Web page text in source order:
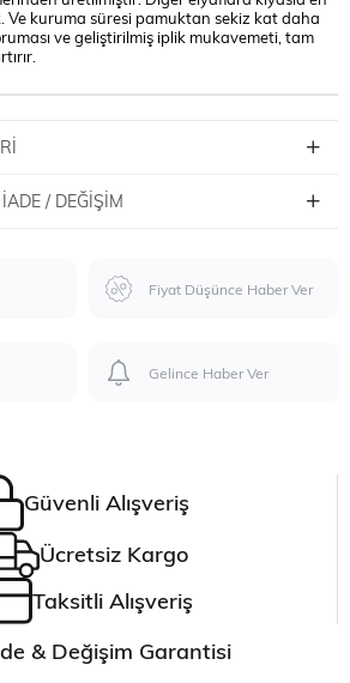
Ve kuruma süresi pamuktan sekiz kat daha
ve geliştirilmiş iplik mukavemeti, tam
/ DEĞIŞIM
Fiyat Düşünce Haber Ver
Gelince Haber Ver
Güvenli Alışveriş
Ücretsiz Kargo
Taksitli Alışveriş
& Değişim Garantisi